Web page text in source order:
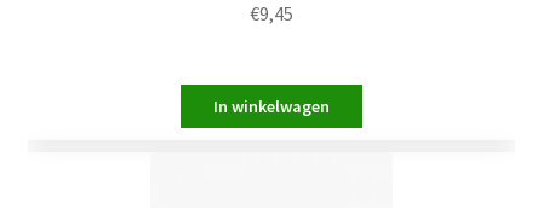
uit 5
€9,45